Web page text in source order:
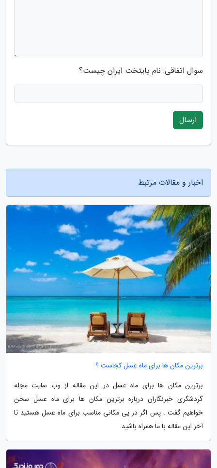
سوال اتفاقی: نام پایتخت ایران چیست؟
ارسال
اخبار و مقالات مرتبط
برترین مکان ها برای ماه عسل کجاست ؟
برترین مکان ها برای ماه عسل در این مقاله از وب سایت مجله
گردشگری خبرنگاران درباره برترین مکان ها برای ماه عسل سخن
خواهیم گفت . پس اگر در پی مکانی مناسب برای ماه عسل هستید تا
آخر این مقاله با ما همراه باشید.